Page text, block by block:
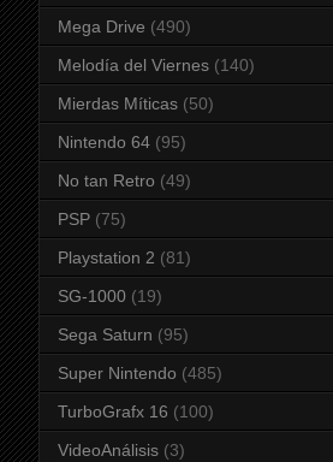
Mega Drive (490)
Melodía del Viernes (140)
Mierdas Míticas (50)
Nintendo 64 (95)
No tan Retro (49)
PSP (75)
Playstation 2 (81)
SG-1000 (19)
Sega Saturn (95)
Super Nintendo (485)
TurboGrafx 16 (100)
VideoAnálisis (3)